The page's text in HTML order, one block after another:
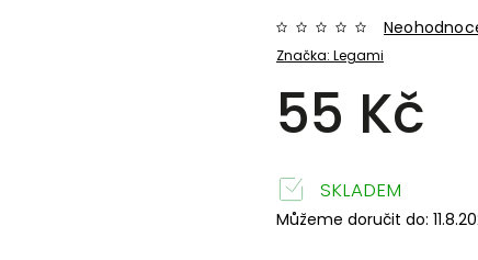
Značka:Legami
55 Kč
SKLADEM
Můžeme doručit do: